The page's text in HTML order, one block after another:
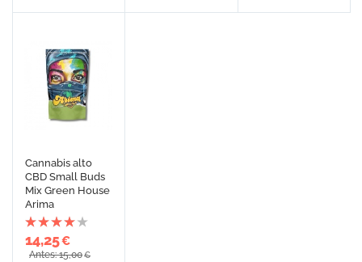
Cannabis alto
CBD Small Buds
Mix Green House
Arima
14,25€
Antes: 15,00€